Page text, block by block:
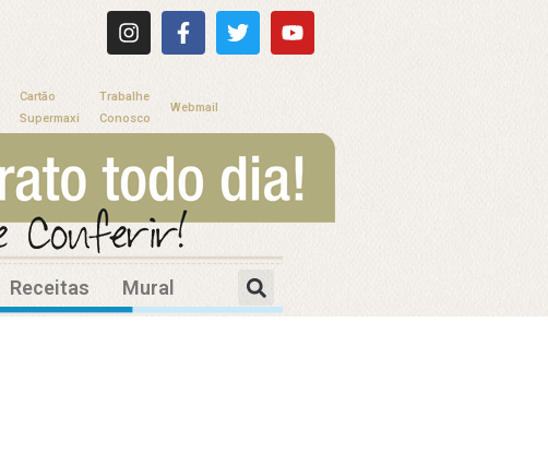
Cartão
Supermaxi
Trabalhe
Conosco
Webmail
Receitas Mural